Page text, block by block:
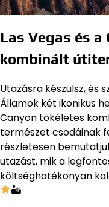
Las Vegas és a
kombinált
Utazásra készülsz, és
Államok két ikonikus
Canyon tökéletes
természet csodáinak
részletesen
utazást, mik a
költséghatékonyan
🏜